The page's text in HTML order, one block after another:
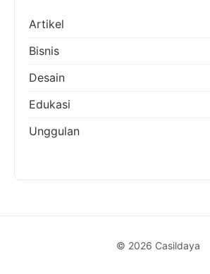
Artikel
Bisnis
Desain
Edukasi
Unggulan
© 2026 Casildaya